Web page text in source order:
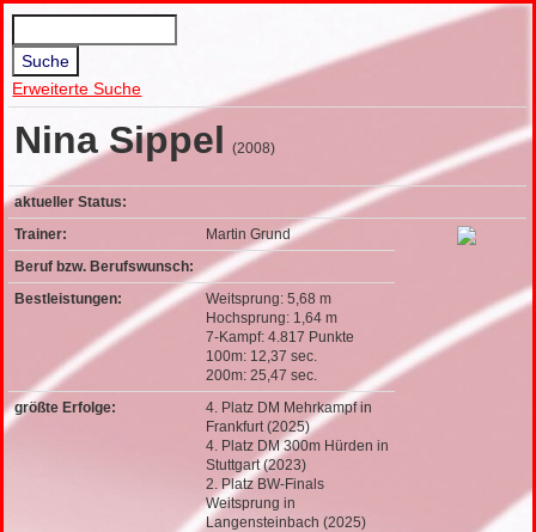
Erweiterte Suche
Nina Sippel (2008)
aktueller Status:
Trainer: Martin Grund
Beruf bzw. Berufswunsch:
Bestleistungen:
Weitsprung: 5,68 m
Hochsprung: 1,64 m
7-Kampf: 4.817 Punkte
100m: 12,37 sec.
200m: 25,47 sec.
größte Erfolge:
4. Platz DM Mehrkampf in
Frankfurt (2025)
4. Platz DM 300m Hürden in
Stuttgart (2023)
2. Platz BW-Finals
Weitsprung in
Langensteinbach (2025)